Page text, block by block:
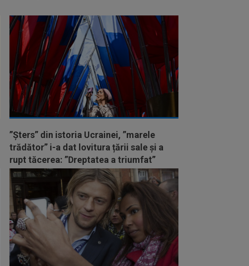
”Șters” din istoria Ucrainei, ”marele
trădător” i-a dat lovitura țării sale și a
rupt tăcerea: ”Dreptatea a triumfat”